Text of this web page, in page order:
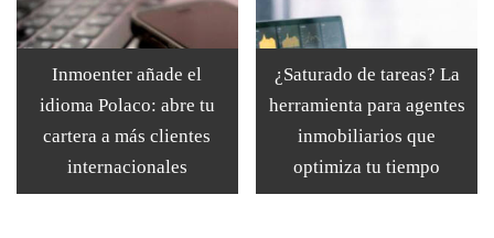
Inmoenter añade el
idioma Polaco: abre tu
cartera a más clientes
internacionales
¿Saturado de tareas? La
herramienta para agentes
inmobiliarios que
optimiza tu tiempo